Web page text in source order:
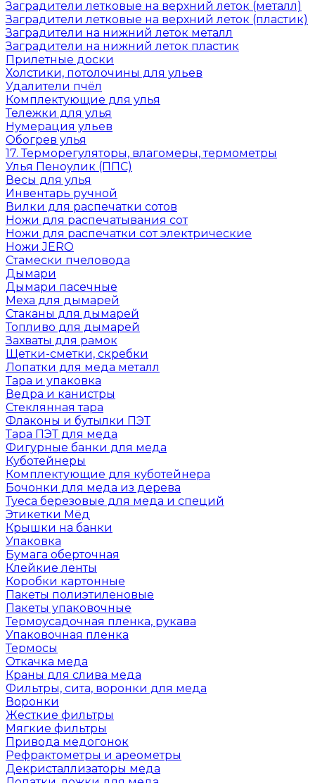
Заградители летковые на верхний леток (металл)
Заградители летковые на верхний леток (пластик)
Заградители на нижний леток металл
Заградители на нижний леток пластик
Прилетные доски
Холстики, потолочины для ульев
Удалители пчёл
Комплектующие для улья
Тележки для улья
Нумерация ульев
Обогрев улья
17. Терморегуляторы, влагомеры, термометры
Улья Пеноулик (ППС)
Весы для улья
Инвентарь ручной
Вилки для распечатки сотов
Ножи для распечатывания сот
Ножи для распечатки сот электрические
Ножи JERO
Стамески пчеловода
Дымари
Дымари пасечные
Меха для дымарей
Стаканы для дымарей
Топливо для дымарей
Захваты для рамок
Щетки-сметки, скребки
Лопатки для меда металл
Тара и упаковка
Ведра и канистры
Стеклянная тара
Флаконы и бутылки ПЭТ
Тара ПЭТ для меда
Фигурные банки для меда
Куботейнеры
Комплектующие для куботейнера
Бочонки для меда из дерева
Туеса березовые для меда и специй
Этикетки Мёд
Крышки на банки
Упаковка
Бумага оберточная
Клейкие ленты
Коробки картонные
Пакеты полиэтиленовые
Пакеты упаковочные
Термоусадочная пленка, рукава
Упаковочная пленка
Термосы
Откачка меда
Краны для слива меда
Фильтры, сита, воронки для меда
Воронки
Жесткие фильтры
Мягкие фильтры
Привода медогонок
Рефрактометры и ареометры
Декристаллизаторы меда